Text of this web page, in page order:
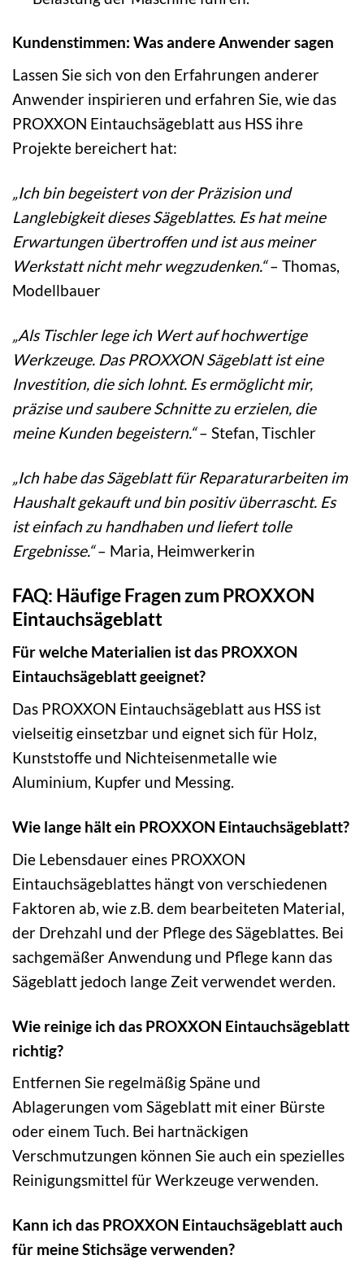
Kundenstimmen: Was andere Anwender sagen
Lassen Sie sich von den Erfahrungen anderer
Anwender inspirieren und erfahren Sie, wie das
PROXXON Eintauchsägeblatt aus HSS ihre
Projekte bereichert hat:
„Ich bin begeistert von der Präzision und
Langlebigkeit dieses Sägeblattes. Es hat meine
Erwartungen übertroffen und ist aus meiner
Werkstatt nicht mehr wegzudenken.“– Thomas,
Modellbauer
„Als Tischler lege ich Wert auf hochwertige
Werkzeuge. Das PROXXON Sägeblatt ist eine
Investition, die sich lohnt. Es ermöglicht mir,
präzise und saubere Schnitte zu erzielen, die
meine Kunden begeistern.“– Stefan, Tischler
„Ich habe das Sägeblatt für Reparaturarbeiten im
Haushalt gekauft und bin positiv überrascht. Es
ist einfach zu handhaben und liefert tolle
Ergebnisse.“– Maria, Heimwerkerin
FAQ: Häufige Fragen zum PROXXON
Eintauchsägeblatt
Für welche Materialien ist das PROXXON
Eintauchsägeblatt geeignet?
Das PROXXON Eintauchsägeblatt aus HSS ist
vielseitig einsetzbar und eignet sich für Holz,
Kunststoffe und Nichteisenmetalle wie
Aluminium, Kupfer und Messing.
Wie lange hält ein PROXXON Eintauchsägeblatt?
Die Lebensdauer eines PROXXON
Eintauchsägeblattes hängt von verschiedenen
Faktoren ab, wie z.B. dem bearbeiteten Material,
der Drehzahl und der Pflege des Sägeblattes. Bei
sachgemäßer Anwendung und Pflege kann das
Sägeblatt jedoch lange Zeit verwendet werden.
Wie reinige ich das PROXXON Eintauchsägeblatt
richtig?
Entfernen Sie regelmäßig Späne und
Ablagerungen vom Sägeblatt mit einer Bürste
oder einem Tuch. Bei hartnäckigen
Verschmutzungen können Sie auch ein spezielles
Reinigungsmittel für Werkzeuge verwenden.
Kann ich das PROXXON Eintauchsägeblatt auch
für meine Stichsäge verwenden?